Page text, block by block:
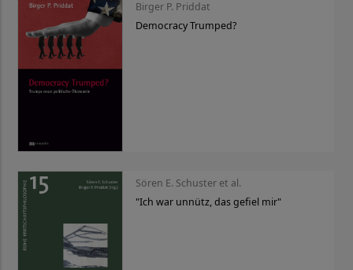
Birger P. Priddat
Democracy Trumped?
Sören E. Schuster et al.
"Ich war unnütz, das gefiel mir"